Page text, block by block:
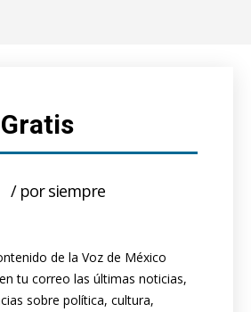
/ por siempre
de la Voz de México
tu correo las últimas noticias,
sobre política, cultura,